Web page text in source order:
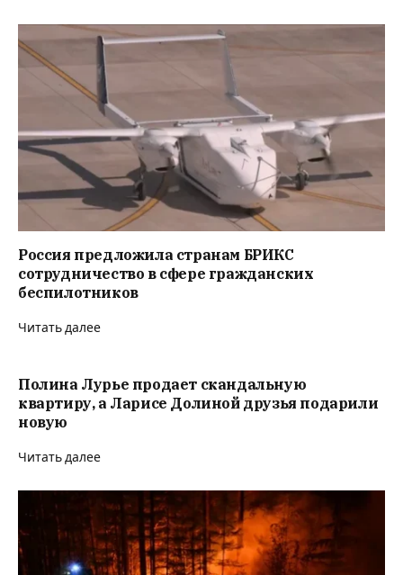
Россия предложила странам БРИКС
сотрудничество в сфере гражданских
беспилотников
Читать далее
Полина Лурье продает скандальную
квартиру, а Ларисе Долиной друзья подарили
новую
Читать далее